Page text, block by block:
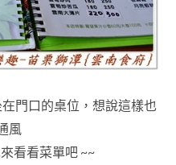
門口的桌位，想說這樣也
風
來看看菜單吧 ~~